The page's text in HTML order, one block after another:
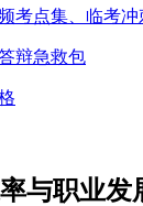
考点集、临考冲
辩急救包
与职业发